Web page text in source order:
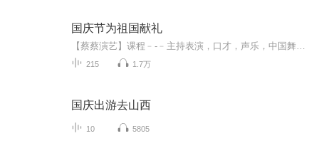
国庆节为祖国献礼
215 1.7万
国庆出游去山西
10 5805